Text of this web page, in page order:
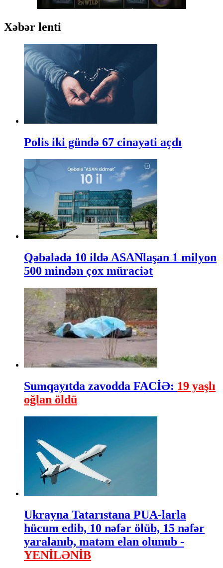
Xəbər lenti
Polis iki gündə 67 cinayəti açdı
Qəbələdə 10 ildə ASANlaşan 1 milyon
500 mindən çox müraciət
Sumqayıtda zavodda FACİƏ: 19 yaşlı
oğlan öldü
Ukrayna Tatarıstana PUA-larla
hücum edib, 10 nəfər ölüb, 15 nəfər
yaralanıb, matəm elan olunub -
YENİLƏNİB